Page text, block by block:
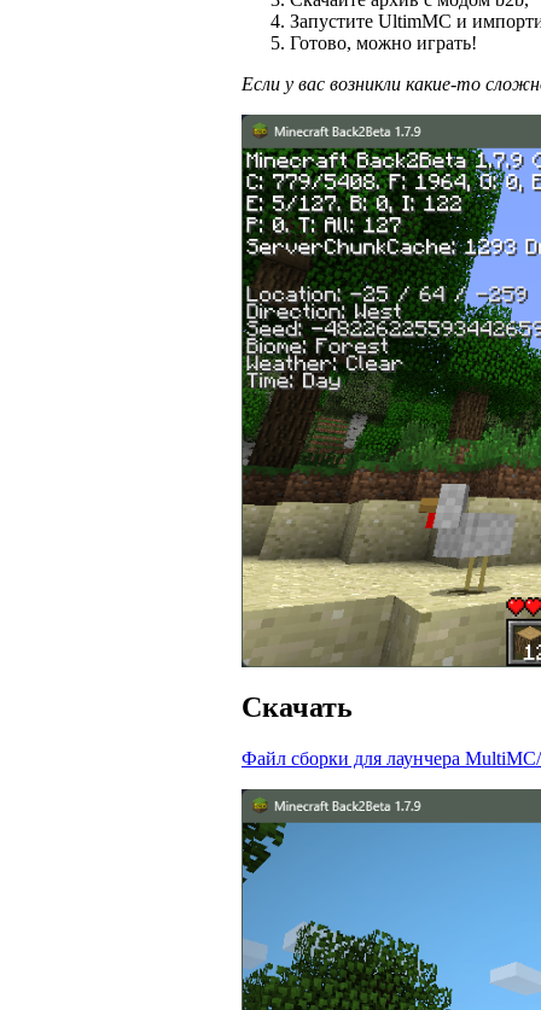
Запустите UltimMC и
Готово, можно играть!
Если у вас возникли какие-то
Скачать
Файл сборки для лаунчера